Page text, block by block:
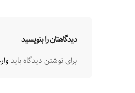
دیدگاهتان را بنویسید
برای نوشتن دیدگاه باید